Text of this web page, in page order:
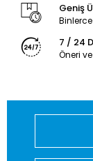
Geniş
7 / 24
Öneri